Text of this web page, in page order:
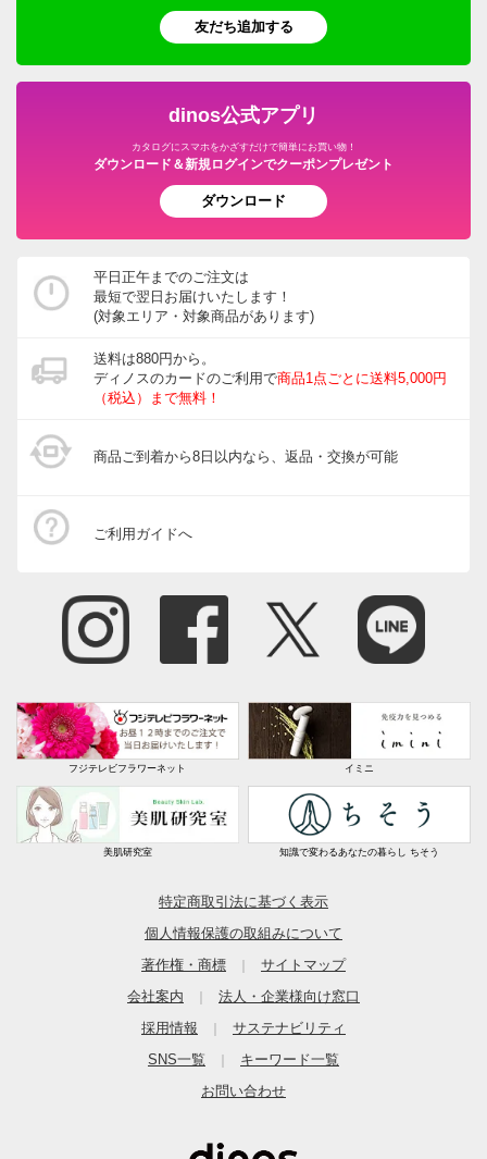
友だち追加する
dinos公式アプリ
カタログにスマホをかざすだけで簡単にお買い物！
ダウンロード＆新規ログインでクーポンプレゼント
ダウンロード
平日正午までのご注文は
最短で翌日お届けいたします！
(対象エリア・対象商品があります)
送料は880円から。
ディノスのカードのご利用で商品1点ごとに送料5,000円
（税込）まで無料！
商品ご到着から8日以内なら、返品・交換が可能
ご利用ガイドへ
フジテレビフラワーネット イミニ
美肌研究室 知識で変わるあなたの暮らし ちそう
特定商取引法に基づく表示
個人情報保護の取組みについて
著作権・商標
｜
サイトマップ
会社案内
｜
法人・企業様向け窓口
採用情報
｜
サステナビリティ
SNS一覧
｜
キーワード一覧
お問い合わせ